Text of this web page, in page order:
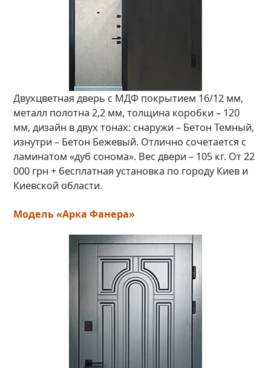
Двухцветная дверь с МДФ покрытием 16/12 мм,
металл полотна 2,2 мм, толщина коробки – 120
мм, дизайн в двух тонах: снаружи – Бетон Темный,
изнутри – Бетон Бежевый. Отлично сочетается с
ламинатом «дуб сонома». Вес двери – 105 кг. От 22
000 грн + бесплатная установка по городу Киев и
Киевской области.
Модель «Арка Фанера»